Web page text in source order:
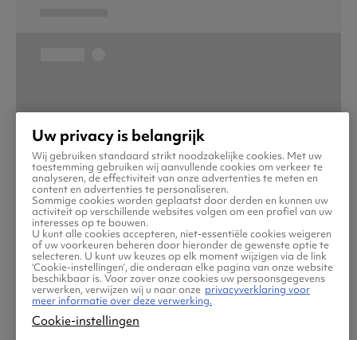
Uw privacy is belangrijk
Wij gebruiken standaard strikt noodzakelijke cookies. Met uw
toestemming gebruiken wij aanvullende cookies om verkeer te
analyseren, de effectiviteit van onze advertenties te meten en
content en advertenties te personaliseren.
Sommige cookies worden geplaatst door derden en kunnen uw
activiteit op verschillende websites volgen om een profiel van uw
interesses op te bouwen.
U kunt alle cookies accepteren, niet-essentiële cookies weigeren
of uw voorkeuren beheren door hieronder de gewenste optie te
selecteren. U kunt uw keuzes op elk moment wijzigen via de link
‘Cookie-instellingen’, die onderaan elke pagina van onze website
beschikbaar is. Voor zover onze cookies uw persoonsgegevens
verwerken, verwijzen wij u naar onze privacyverklaring voor
meer informatie over deze verwerking.
Cookie-instellingen